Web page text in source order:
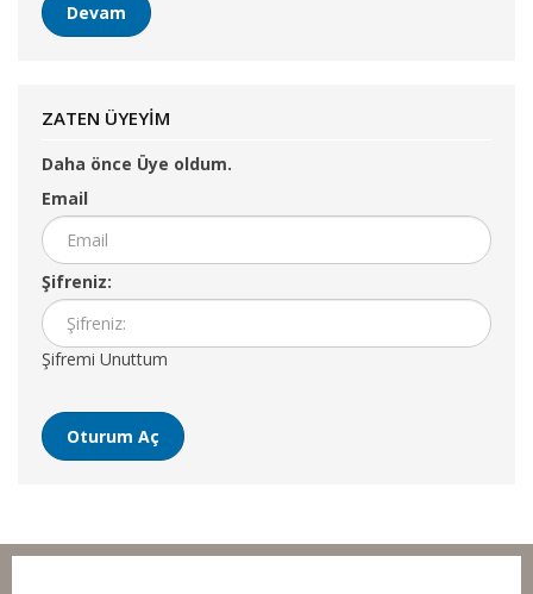
Devam
ZATEN ÜYEYIM
Daha önce Üye oldum.
Email
Şifreniz:
Şifremi Unuttum